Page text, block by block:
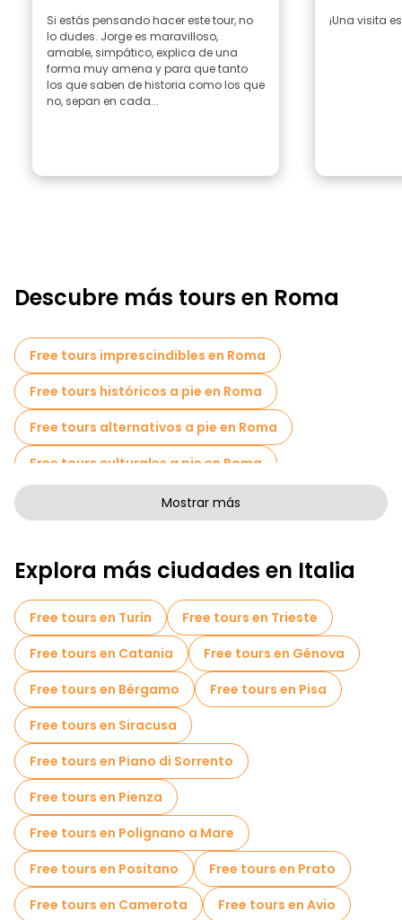
Si estás pensando hacer este tour, no
lo dudes. Jorge es maravilloso,
amable, simpático, explica de una
forma muy amena y para que tanto
los que saben de historia como los que
no, sepan en cada...
¡Una visita
Descubre más tours en Roma
Free tours imprescindibles en Roma
Free tours históricos a pie en Roma
Free tours alternativos a pie en Roma
Free tours culturales a pie en Roma
Free tours de arte a pie en Roma
Actividades deportivas en Roma
Tours autoguiados en Roma
Free Tours sobre la Guerra en Roma
Free tours de juderías en Roma
Cruceros en Roma
Free Tour Leyendas y Misterios de Roma
Free tour por el casco antiguo en Roma
Tours para grupos pequeños en Roma
Tours mercados en Roma
Tours de degustación locales en Roma
Mostrar más
Explora más ciudades en Italia
Free tours en Turín
Free tours en Trieste
Free tours en Catania
Free tours en Génova
Free tours en Bérgamo
Free tours en Pisa
Free tours en Siracusa
Free tours en Piano di Sorrento
Free tours en Pienza
Free tours en Polignano a Mare
Free tours en Positano
Free tours en Prato
Free tours en Camerota
Free tours en Avio